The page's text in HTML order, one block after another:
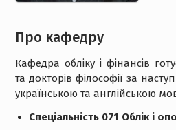
Про кафедру
Кафедра обліку і фінансів
та докторів філософії за
українською та англійською
Спеціальність 071 Облік і